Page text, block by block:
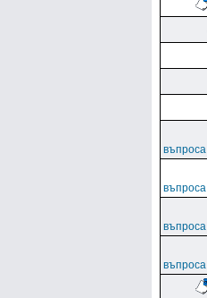
въпроса
въпроса
въпроса
въпроса